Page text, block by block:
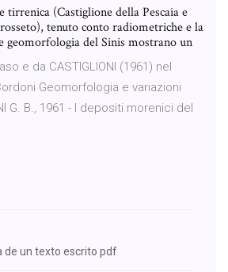
tirrenica (Castiglione della Pescaia e
tenuto conto radiometriche e la
geomorfologia del Sinis mostrano un
e da CASTIGLIONI (1961) nel
Geomorfologia e variazioni
G. B., 1961 - I depositi morenici del
de un texto escrito pdf